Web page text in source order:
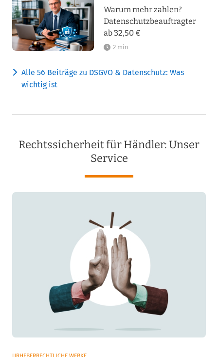
Warum mehr zahlen?
Datenschutzbeauftragter
ab 32,50 €
2 min
Alle 56 Beiträge zu DSGVO & Datenschutz: Was
wichtig ist
Rechtssicherheit für Händler: Unser
Service